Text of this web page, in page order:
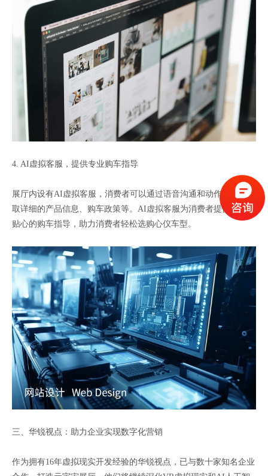
4. AI虚拟客服，提供专业购车指导
展厅内设有AI虚拟客服，消费者可以通过语音沟通和动作交互，获
取详细的产品信息、购车政策等。AI虚拟客服为消费者提供专业、
贴心的购车指导，助力消费者轻松选购心仪车型。
三、华锐视点：助力企业实现数字化营销
作为拥有16年虚拟现实开发经验的华锐视点，已与数十家知名企业